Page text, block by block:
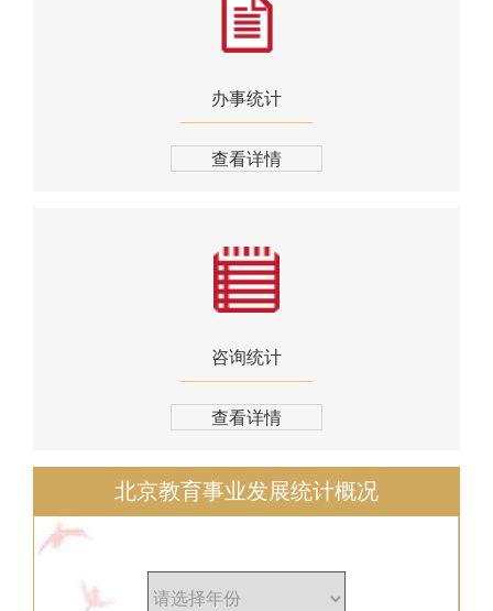
办事统计
查看详情
咨询统计
查看详情
北京教育事业发展统计概况